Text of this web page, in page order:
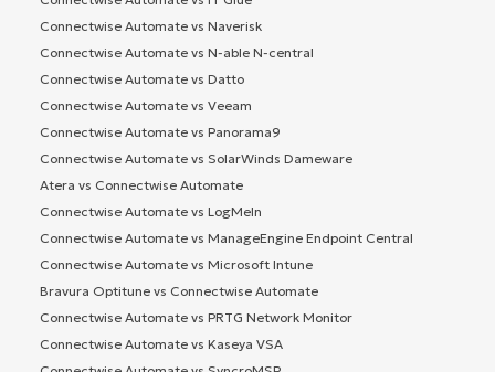
Connectwise Automate vs Naverisk
Connectwise Automate vs N-able N-central
Connectwise Automate vs Datto
Connectwise Automate vs Veeam
Connectwise Automate vs Panorama9
Connectwise Automate vs SolarWinds Dameware
Atera vs Connectwise Automate
Connectwise Automate vs LogMeIn
Connectwise Automate vs ManageEngine Endpoint Central
Connectwise Automate vs Microsoft Intune
Bravura Optitune vs Connectwise Automate
Connectwise Automate vs PRTG Network Monitor
Connectwise Automate vs Kaseya VSA